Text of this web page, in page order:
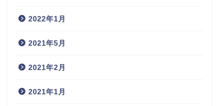
2022年1月
2021年5月
2021年2月
2021年1月